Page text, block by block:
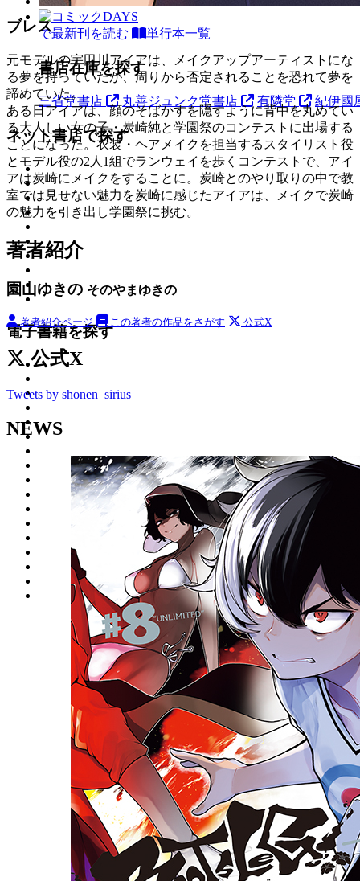
で最新刊を読む 単行本一覧
書店在庫を探す
三省堂書店 丸善ジュンク堂書店 有隣堂 紀伊國
ネット書店で探す
電子書籍を探す
ブレス
元モデルの宇田川アイアは、メイクアップアーティストにな
る夢を持っていたが、周りから否定されることを恐れて夢を
諦めていた。
ある日アイアは、顔のそばかすを隠すように背中を丸めてい
る大人しい女の子・炭崎純と学園祭のコンテストに出場する
ことになった。衣装・ヘアメイクを担当するスタイリスト役
とモデル役の2人1組でランウェイを歩くコンテストで、アイ
アは炭崎にメイクをすることに。炭崎とのやり取りの中で教
室では見せない魅力を炭崎に感じたアイアは、メイクで炭崎
の魅力を引き出し学園祭に挑む。
著者紹介
園山ゆきの そのやまゆきの
著者紹介ページ この著者の作品をさがす 公式X
公式X
Tweets by shonen_sirius
NEWS